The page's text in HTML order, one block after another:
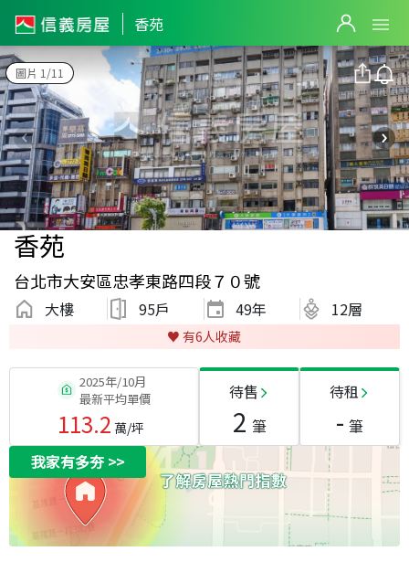
香苑
圖片 1/11
香苑
台北市大安區忠孝東路四段７０號
大樓 95戶 49年 12層
♥️ 有6人收藏
2025年/10月
最新平均單價
113.2 萬/坪
待售
2 筆
待租
- 筆
我家有多夯>>